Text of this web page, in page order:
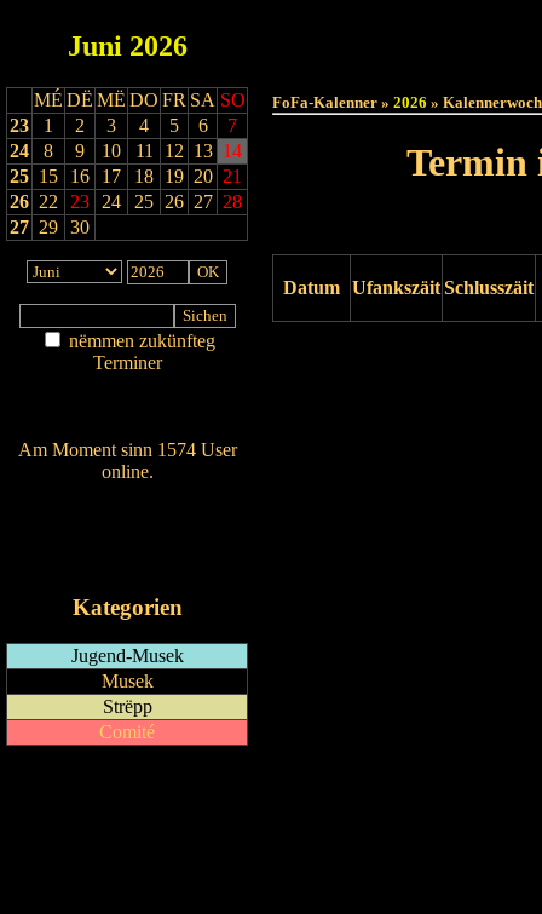
Juni 2026
MÉ DË MË DO FR SA SO
23
1 2 3 4 5 6
7
24
8 9 10 11 12 13 14
25 15 16 17 18 19 20 21
26 22 23 24 25 26 27 28
27 29 30
nëmmen zukünfteg
Terminer
Am Moment sinn 1574 User
online.
Kategorien
Jugend-Musek
Musek
Strëpp
Comité
FoFa-Kalenner » 2026 »
Termin
Datum UfankszäitSchlusszäit